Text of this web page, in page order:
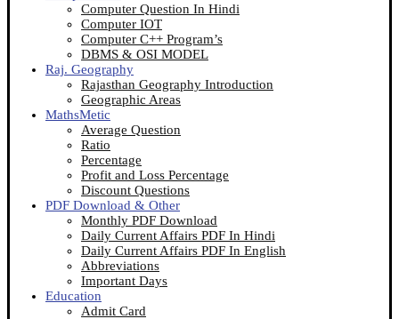
Computer Question In Hindi
Computer IOT
Computer C++ Program’s
DBMS & OSI MODEL
Raj. Geography
Rajasthan Geography Introduction
Geographic Areas
MathsMetic
Average Question
Ratio
Percentage
Profit and Loss Percentage
Discount Questions
PDF Download & Other
Monthly PDF Download
Daily Current Affairs PDF In Hindi
Daily Current Affairs PDF In English
Abbreviations
Important Days
Education
Admit Card